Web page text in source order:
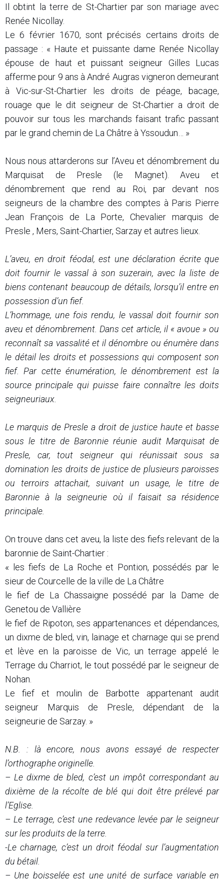
Il obtint la terre de St-Chartier par son mariage avec
Renée Nicollay.
Le 6 février 1670, sont précisés certains droits de
passage : « Haute et puissante dame Renée Nicollay
épouse de haut et puissant seigneur Gilles Lucas
afferme pour 9 ans à André Augras vigneron demeurant
à Vic-sur-St-Chartier les droits de péage, bacage,
rouage que le dit seigneur de St-Chartier a droit de
pouvoir sur tous les marchands faisant trafic passant
par le grand chemin de La Châtre à Yssoudun… »
Nous nous attarderons sur l’Aveu et dénombrement du
Marquisat de Presle (le Magnet). Aveu et
dénombrement que rend au Roi, par devant nos
seigneurs de la chambre des comptes à Paris Pierre
Jean François de La Porte, Chevalier marquis de
Presle , Mers, Saint-Chartier, Sarzay et autres lieux.
L’aveu, en droit féodal, est une déclaration écrite que
doit fournir le vassal à son suzerain, avec la liste de
biens contenant beaucoup de détails, lorsqu’il entre en
possession d’un fief.
L’hommage, une fois rendu, le vassal doit fournir son
aveu et dénombrement. Dans cet article, il « avoue » ou
reconnaît sa vassalité et il dénombre ou énumère dans
le détail les droits et possessions qui composent son
fief. Par cette énumération, le dénombrement est la
source principale qui puisse faire connaître les doits
seigneuriaux.
Le marquis de Presle a droit de justice haute et basse
sous le titre de Baronnie réunie audit Marquisat de
Presle, car, tout seigneur qui réunissait sous sa
domination les droits de justice de plusieurs paroisses
ou terroirs attachait, suivant un usage, le titre de
Baronnie à la seigneurie où il faisait sa résidence
principale.
On trouve dans cet aveu, la liste des fiefs relevant de la
baronnie de Saint-Chartier :
« les fiefs de La Roche et Pontion, possédés par le
sieur de Courcelle de la ville de La Châtre
le fief de La Chassaigne possédé par la Dame de
Genetou de Vallière
le fief de Ripoton, ses appartenances et dépendances,
un dixme de bled, vin, lainage et charnage qui se prend
et lève en la paroisse de Vic, un terrage appelé le
Terrage du Charriot, le tout possédé par le seigneur de
Nohan.
Le fief et moulin de Barbotte appartenant audit
seigneur Marquis de Presle, dépendant de la
seigneurie de Sarzay. »
N.B. : là encore, nous avons essayé de respecter
l’orthographe originelle.
– Le dixme de bled, c’est un impôt correspondant au
dixième de la récolte de blé qui doit être prélevé par
l’Eglise.
– Le terrage, c’est une redevance levée par le seigneur
sur les produits de la terre.
-Le charnage, c’est un droit féodal sur l’augmentation
du bétail.
– Une boisselée est une unité de surface variable en